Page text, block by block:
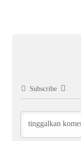
Subscribe